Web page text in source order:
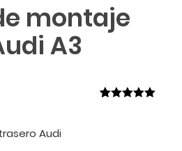
montaje
A3
Audi